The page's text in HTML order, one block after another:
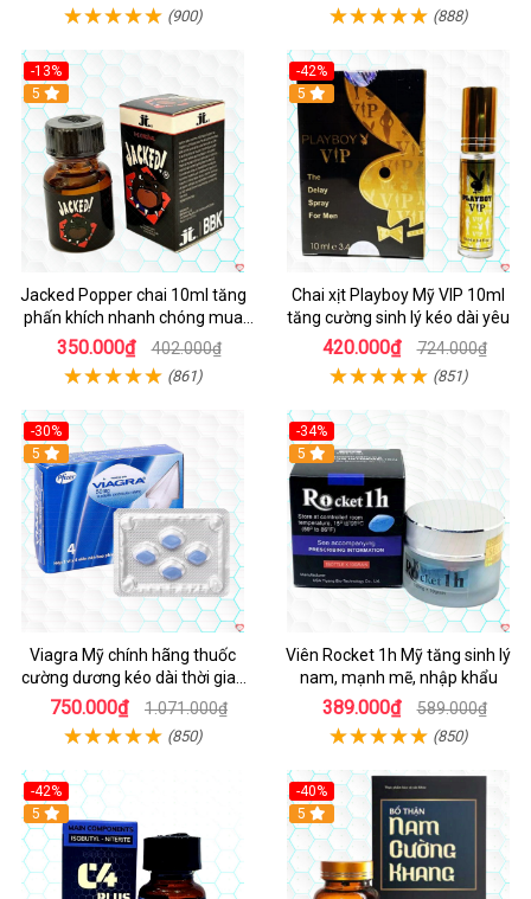
(900) (888)
-13%
5
Jacked Popper chai 10ml tăng
phấn khích nhanh chóng mua
ngay
350.000₫ 402.000₫
(861)
-42%
5
Chai xịt Playboy Mỹ VIP 10ml
tăng cường sinh lý kéo dài yêu
420.000₫ 724.000₫
(851)
-30%
5
Viagra Mỹ chính hãng thuốc
cường dương kéo dài thời gian
cho Nam nhập khẩu chính ngạch
750.000₫ 1.071.000₫
(850)
-34%
5
Viên Rocket 1h Mỹ tăng sinh lý
nam, mạnh mẽ, nhập khẩu
389.000₫ 589.000₫
(850)
-42%
5
-40%
5